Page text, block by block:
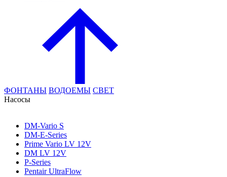
ФОНТАНЫ ВОДОЕМЫ СВЕТ
Насосы
DM-Vario S
DM-E-Series
Prime Vario LV 12V
DM LV 12V
P-Series
Pentair UltraFlow